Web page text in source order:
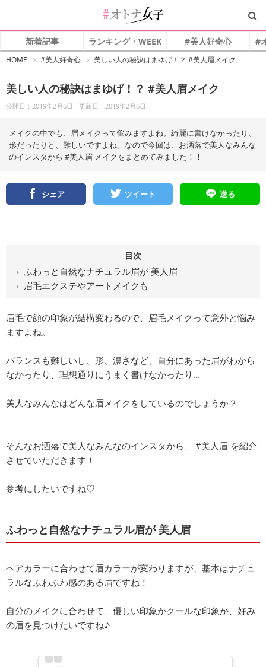
新着記事 ランキング・WEEK #美人好奇心 #
HOME
女
子
#美人好奇心 美しい人の秘訣はまゆげ！？ #美人眉メイク
美しい人の秘訣はまゆげ！？ #美人眉メイク
公開日：2019年2月6日 更新日：2019年2月6日
メイクの中でも、眉メイクって悩みますよね。綺麗に書けなかったり、
形だったりと、難しいですよね。なので今回は、お洒落で美人なみんな
のインスタから #美人眉 メイクをまとめてみました！！
シェア ツイート 送る
目次
ふわっと自然なナチュラル眉が 美人眉
眉毛エクステやアートメイクも
眉毛で顔の印象が結構変わるので、眉毛メイクって意外と悩み
ますよね。
バランスも難しいし、形、濃さなど、自分にあった眉がわから
なかったり、理想通りにうまく書けなかったり...
美人なみんなはどんな眉メイクをしているのでしょうか？
そんなお洒落で美人なみんなのインスタから、 #美人眉 を紹介
させていただきます！
参考にしたいですね♡
ふわっと自然なナチュラル眉が 美人眉
ヘアカラーに合わせて眉カラーが変わりますが、基本はナチュ
ラルなふわふわ感のある眉ですね！
自分のメイクに合わせて、優しい印象かクールな印象か、好み
の眉を見つけたいですね♪